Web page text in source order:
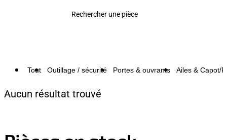
Rechercher une pièce
Tout Outillage / sécurité Portes & ouvrants Ailes & Capot/
Aucun résultat trouvé